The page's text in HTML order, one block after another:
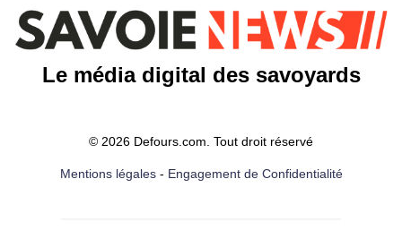
Le média digital des savoyards
© 2026 Defours.com. Tout droit réservé
Mentions légales- Engagement de Confidentialité